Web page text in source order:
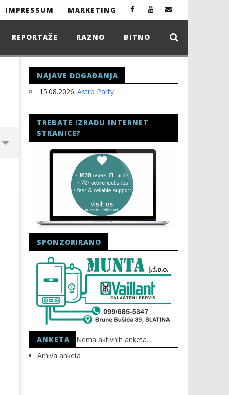
IMPRESSUM MARKETING
REPORTAŽE RAZNO BITNO
HEP: Bez struje
03.11.2021.
NAJAVE DOGAĐANJA
15.08.2026. Astro Party
TREBATE IZRADU INTERNET
STRANICE?
SPONZORIRANO
ANKETA
Nema aktivnih anketa...
Arhiva anketa